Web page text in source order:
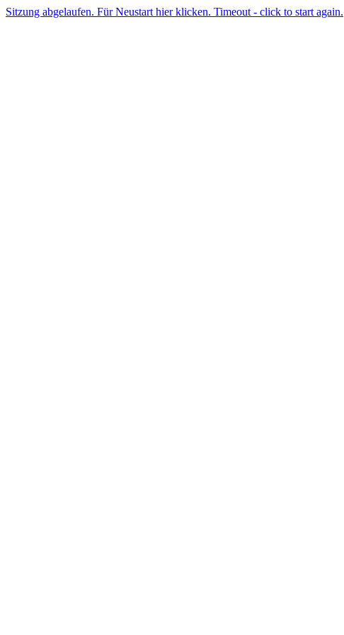
Sitzung abgelaufen. Für Neustart hier klicken. Timeout - click to start again.